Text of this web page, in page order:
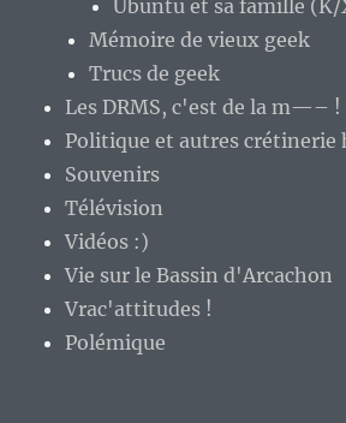
Ubuntu et sa famille
Mémoire de vieux geek
Trucs de geek
Les DRMS, c'est de la m—– !
Politique et autres crétinerie
Souvenirs
Télévision
Vidéos :)
Vie sur le Bassin d'Arcachon
Vrac'attitudes !
Polémique